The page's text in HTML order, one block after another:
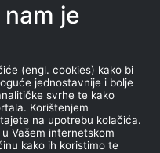
OBJAVA
je
(engl. cookies) kako bi
jednostavnije i bolje
svrhe te kako
Korištenjem
na upotrebu kolačića.
Vašem internetskom
kako ih koristimo te